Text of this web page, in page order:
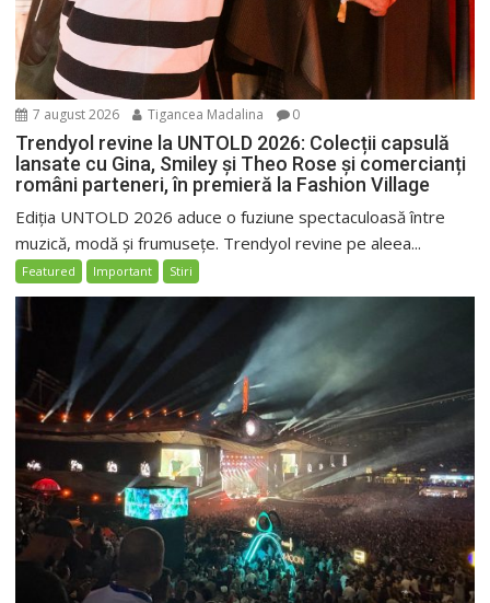
7 august 2026 Tigancea Madalina 0
Trendyol revine la UNTOLD 2026: Colecții capsulă
lansate cu Gina, Smiley și Theo Rose și comercianți
români parteneri, în premieră la Fashion Village
Ediția UNTOLD 2026 aduce o fuziune spectaculoasă între
muzică, modă și frumusețe. Trendyol revine pe aleea...
Featured Important Stiri